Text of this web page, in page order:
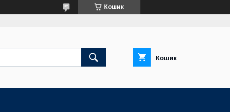
Кошик
Кошик